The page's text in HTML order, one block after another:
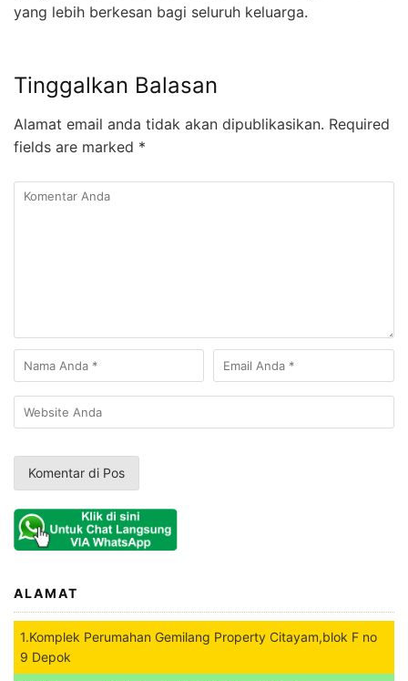
yang lebih berkesan bagi seluruh keluarga.
Tinggalkan Balasan
Alamat email anda tidak akan dipublikasikan. Required
fields are marked *
ALAMAT
1.Komplek Perumahan Gemilang Property Citayam,blok F no
9 Depok